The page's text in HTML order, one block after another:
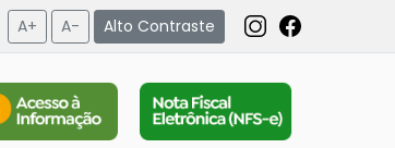
A+ A- Alto Contraste